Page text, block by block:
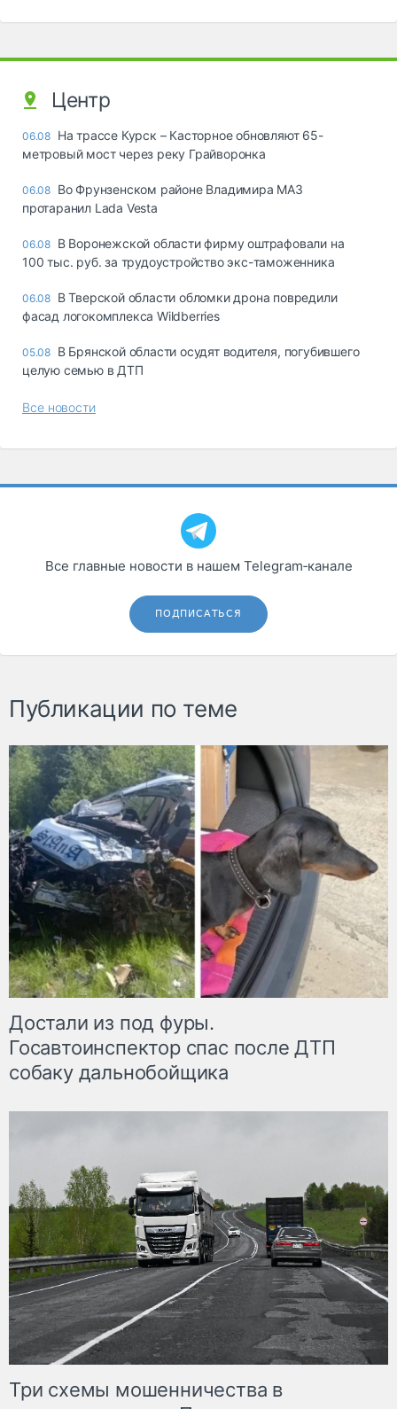
Центр
06.08 На трассе Курск – Касторное обновляют 65-
метровый мост через реку Грайворонка
06.08 Во Фрунзенском районе Владимира МАЗ
протаранил Lada Vesta
06.08 В Воронежской области фирму оштрафовали на
100 тыс. руб. за трудоустройство экс-таможенника
06.08 В Тверской области обломки дрона повредили
фасад логокомплекса Wildberries
05.08 В Брянской области осудят водителя, погубившего
целую семью в ДТП
Все новости
Все главные новости в нашем Telegram‑канале
ПОДПИСАТЬСЯ
Публикации по теме
Достали из под фуры.
Госавтоинспектор спас после ДТП
собаку дальнобойщика
Три схемы мошенничества в